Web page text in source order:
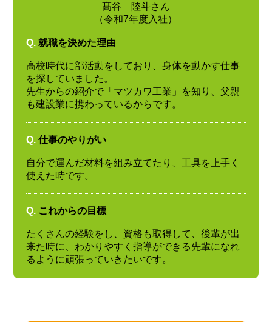
髙谷 陸斗さん
（令和7年度入社）
Q. 就職を決めた理由
高校時代に部活動をしており、身体を動かす仕事
を探していました。
先生からの紹介で「マツカワ工業」を知り、父親
も建設業に携わっているからです。
Q. 仕事のやりがい
自分で運んだ材料を組み立てたり、工具を上手く
使えた時です。
Q. これからの目標
たくさんの経験をし、資格も取得して、後輩が出
来た時に、わかりやすく指導ができる先輩になれ
るように頑張っていきたいです。